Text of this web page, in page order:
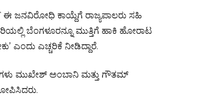
ಜನವಿರೋಧಿ ಕಾಯ್ದೆಗೆ ರಾಜ್ಯಪಾಲರು ಸಹಿ
ಬೆಂಗಳೂರನ್ನೂ ಮುತ್ತಿಗೆ ಹಾಕಿ ಹೋರಾಟ
ಎಂದು ಎಚ್ಚರಿಕೆ ನೀಡಿದ್ದಾರೆ.
ಮುಖೇಶ್ ಅಂಬಾನಿ ಮತ್ತು ಗೌತಮ್